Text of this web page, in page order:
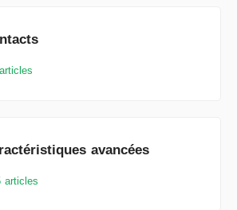
avancées
articles